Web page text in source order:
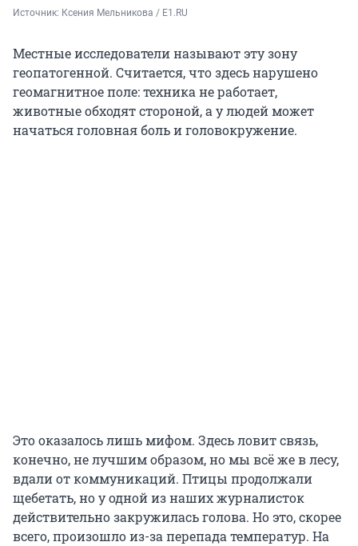
Источник: Ксения Мельникова / E1.RU
Местные исследователи называют эту зону
геопатогенной. Считается, что здесь нарушено
геомагнитное поле: техника не работает,
животные обходят стороной, а у людей может
начаться головная боль и головокружение.
Это оказалось лишь мифом. Здесь ловит связь,
конечно, не лучшим образом, но мы всё же в лесу,
вдали от коммуникаций. Птицы продолжали
щебетать, но у одной из наших журналисток
действительно закружилась голова. Но это, скорее
всего, произошло из-за перепада температур. На